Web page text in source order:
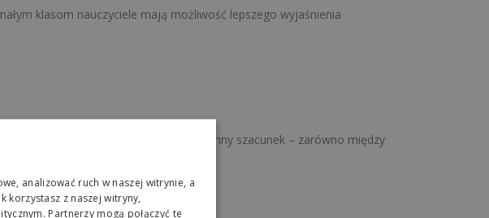
klasom nauczyciele mają możliwość lepszego wyjaśnienia
otwarta na dialog, zaufanie i wzajemny szacunek – zarówno między
analizować ruch w naszej witrynie, a
korzystasz z naszej witryny,
Partnerzy mogą połączyć te